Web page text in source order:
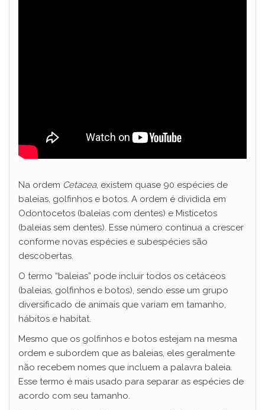
Na ordem Cetacea, existem quase 90 espécies de
baleias, golfinhos e botos. A ordem é dividida em
Odontocetos (baleias com dentes) e Misticetos
(baleias sem dentes). Esse número continua a crescer
conforme novas espécies e subespécies são
descobertas.
O termo “baleias” pode incluir todos os cetáceos
(baleias, golfinhos e botos), sendo esse um grupo
diversificado de animais que variam em tamanho,
hábitos e habitat.
Mesmo que os golfinhos e botos estejam na mesma
ordem e subordem que as baleias, eles geralmente
não recebem nomes que incluem a palavra baleia.
Esse termo é mais usado para separar as espécies de
acordo com seu tamanho.